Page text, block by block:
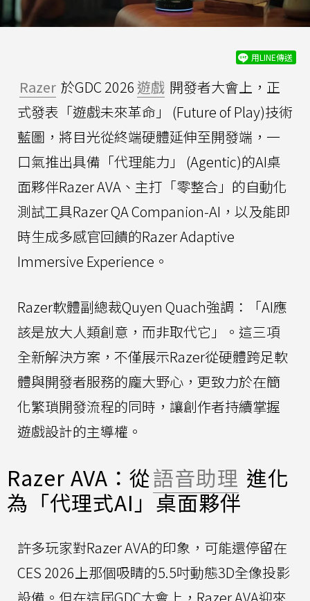
用LINE傳送
Razer 於GDC 2026 遊戲 開發者大會上，正
式發表「遊戲未來革命」 (Future of Play)技術
藍圖，將目光從終端硬體延伸至開發端，一
口氣推出具備「代理能力」 (Agentic)的AI桌
面夥伴Razer AVA、主打「零整合」的自動化
測試工具Razer QA Companion-AI，以及能即
時生成多感官回饋的Razer Adaptive
Immersive Experience。
Razer軟體副總裁Quyen Quach強調：「AI應
該是放大人類創意，而非取代它」。這三項
全新解決方案，不僅展示Razer從硬體跨足軟
體與開發者服務的龐大野心，更致力於在簡
化繁瑣開發流程的同時，讓創作者持續掌握
遊戲設計的主導權。
Razer AVA：從語音助理 進化
為「代理式AI」桌面夥伴
許多玩家對Razer AVA的印象，可能還停留在
CES 2026上那個吸睛的5.5吋動態3D全像投影